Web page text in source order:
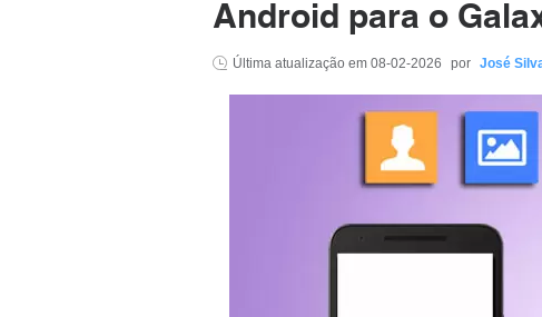
Android para o
Última atualização em 08-02-2026 por José